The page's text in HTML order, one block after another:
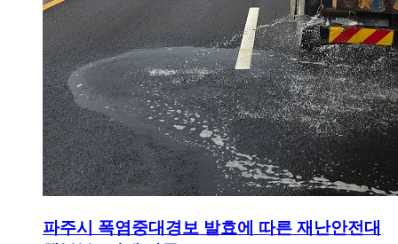
파주시 폭염중대경보 발효에 따른 재난안전대